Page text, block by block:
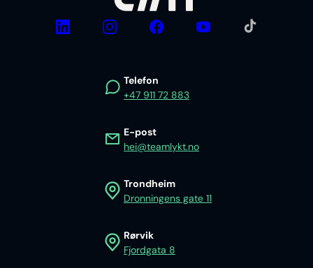
LinkedIn Instagram Facebook YouTube TikTok
Telefon
+47 911 72 883
E-post
hei@teamlykt.no
Trondheim
Dronningens gate 11
Rørvik
Fjordgata 8